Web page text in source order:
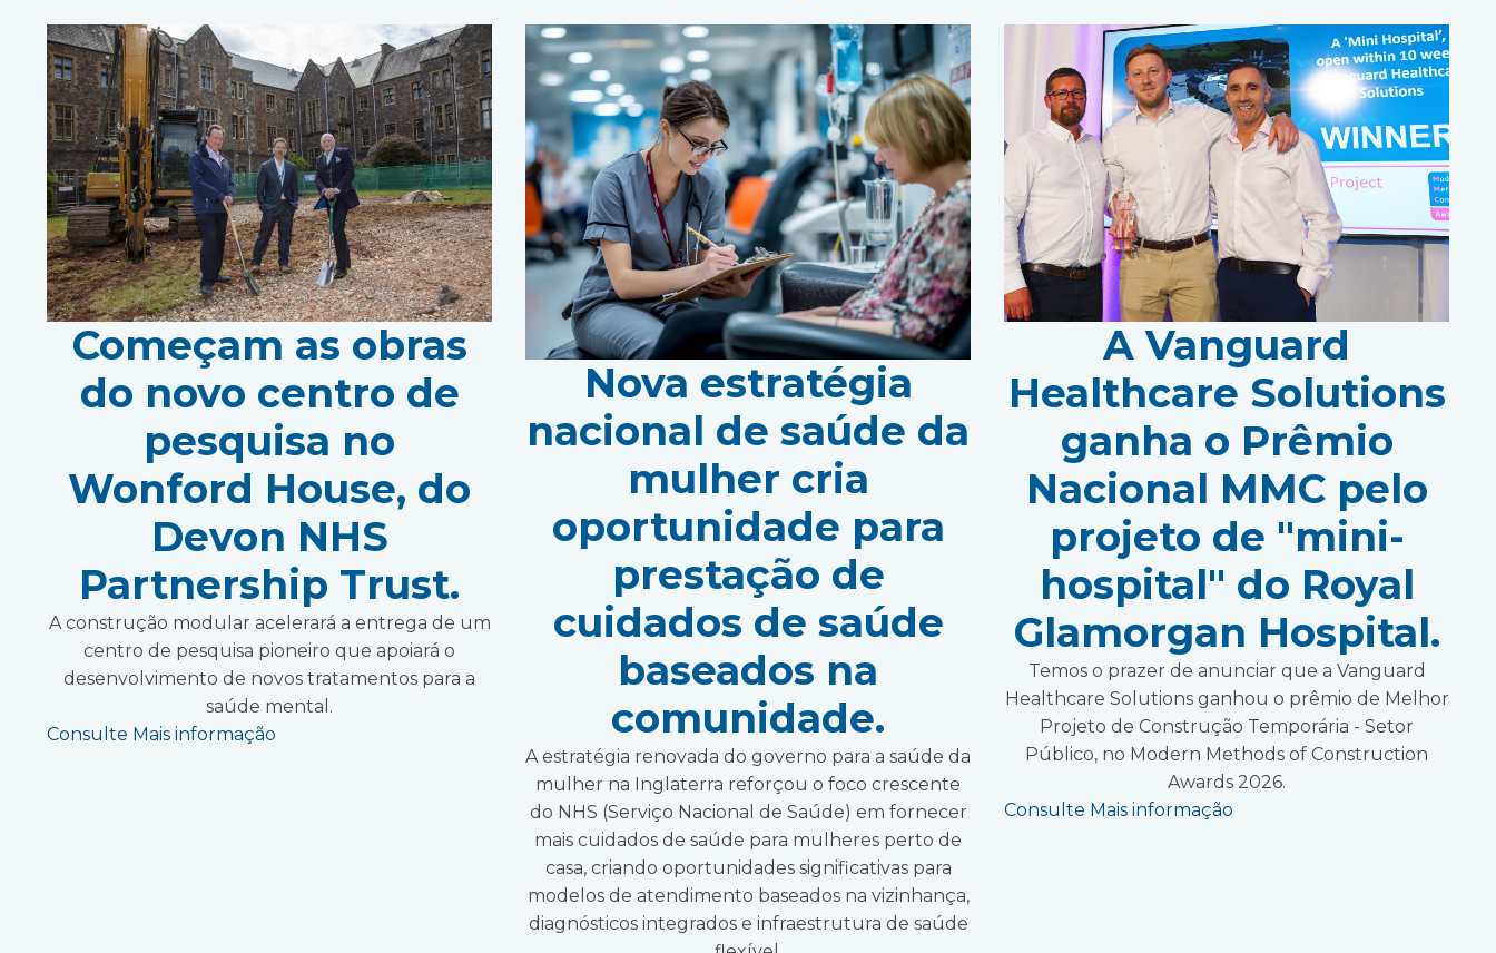
Começam as obras
do novo centro de
pesquisa no
Wonford House, do
Devon NHS
Partnership Trust.
A construção modular acelerará a entrega de um
centro de pesquisa pioneiro que apoiará o
desenvolvimento de novos tratamentos para a
saúde mental.
Consulte Mais informação
Nova estratégia
nacional de saúde da
mulher cria
oportunidade para
prestação de
cuidados de saúde
baseados na
comunidade.
A estratégia renovada do governo para a saúde da
mulher na Inglaterra reforçou o foco crescente
do NHS (Serviço Nacional de Saúde) em fornecer
mais cuidados de saúde para mulheres perto de
casa, criando oportunidades significativas para
modelos de atendimento baseados na vizinhança,
diagnósticos integrados e infraestrutura de saúde
A Vanguard
Healthcare Solutions
ganha o Prêmio
Nacional MMC pelo
projeto de "mini-
hospital" do Royal
Glamorgan Hospital.
Temos o prazer de anunciar que a Vanguard
Healthcare Solutions ganhou o prêmio de Melhor
Projeto de Construção Temporária - Setor
Público, no Modern Methods of Construction
Awards 2026.
Consulte Mais informação